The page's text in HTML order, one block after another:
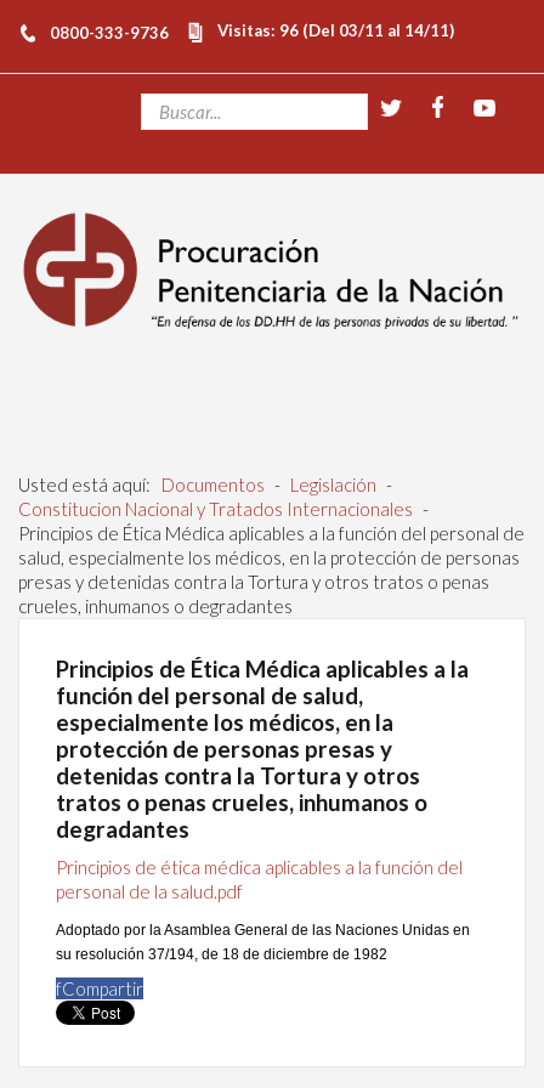
0800-333-9736 Visitas: 96 (Del 03/11 al 14/11)
Usted está aquí: Documentos - Legislación -
Constitucion Nacional y Tratados Internacionales -
Principios de Ética Médica aplicables a la función del personal de
salud, especialmente los médicos, en la protección de personas
presas y detenidas contra la Tortura y otros tratos o penas
crueles, inhumanos o degradantes
Principios de Ética Médica aplicables a la
función del personal de salud,
especialmente los médicos, en la
protección de personas presas y
detenidas contra la Tortura y otros
tratos o penas crueles, inhumanos o
degradantes
Principios de ética médica aplicables a la función del
personal de la salud.pdf
Adoptado por la Asamblea General de las Naciones Unidas en
su resolución 37/194, de 18 de diciembre de 1982
fCompartir